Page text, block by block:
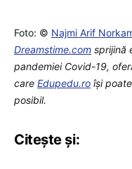
Foto: © Najmi Arif
Dreamstime.com sprijină
pandemiei Covid-19,
care Edupedu.ro îşi
posibil.
Citește și: